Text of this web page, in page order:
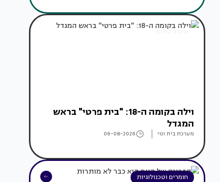
עיצוב בתים
וילה בקומה ה-18: "בית פרטי" בראש
המגדל
מערכת בית ונוי 06-08-2026
חומרים וטכנולוגיות